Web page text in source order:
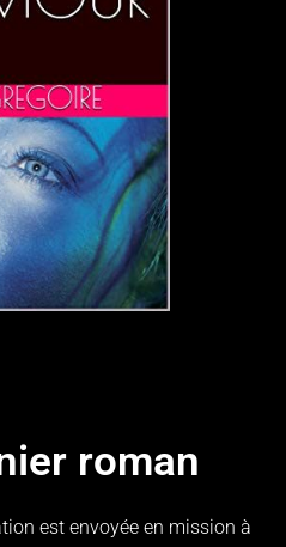
roman
est envoyée en mission à